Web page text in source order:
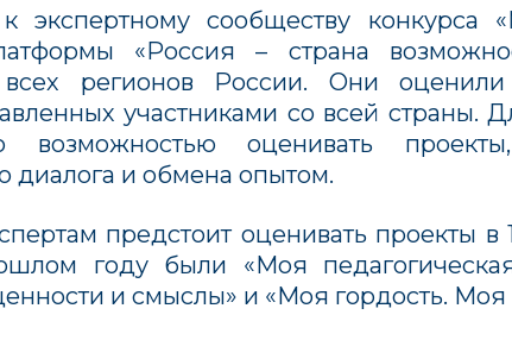
экспертному сообществу конкурса
«Россия – страна
регионов России. Они
участниками со всей страны.
возможностью оценивать
диалога и обмена опытом.
предстоит оценивать проекты
году были «Моя
и смыслы» и «Моя гордость.